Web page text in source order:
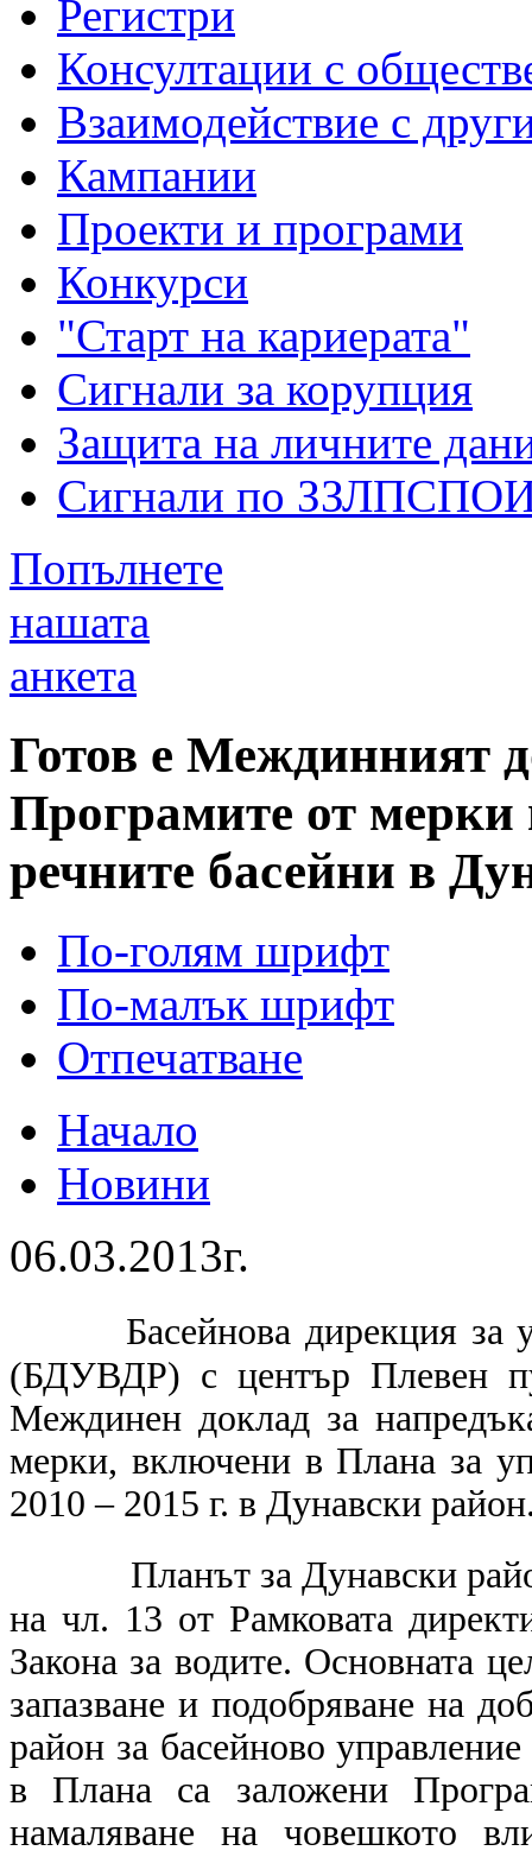
Регистри
Консултации с
Взаимодействие с
Кампании
Проекти и програми
Конкурси
"Старт на кариерата"
Сигнали за корупция
Защита на личните
Сигнали по
Попълнете
нашата
анкета
Готов е Междинният
Програмите от мерки
речните басейни в
По-голям шрифт
По-малък шрифт
Отпечатване
Начало
Новини
06.03.2013г.
Басейнова дирекция за
(БДУВДР) с център Плевен
Междинен доклад за
мерки, включени в Плана за
2010 – 2015 г. в Дунавски
Планът за Дунавски
на чл. 13 от Рамковата
Закона за водите. Основната
запазване и подобряване на
район за басейново
в Плана са заложени
намаляване на човешкото